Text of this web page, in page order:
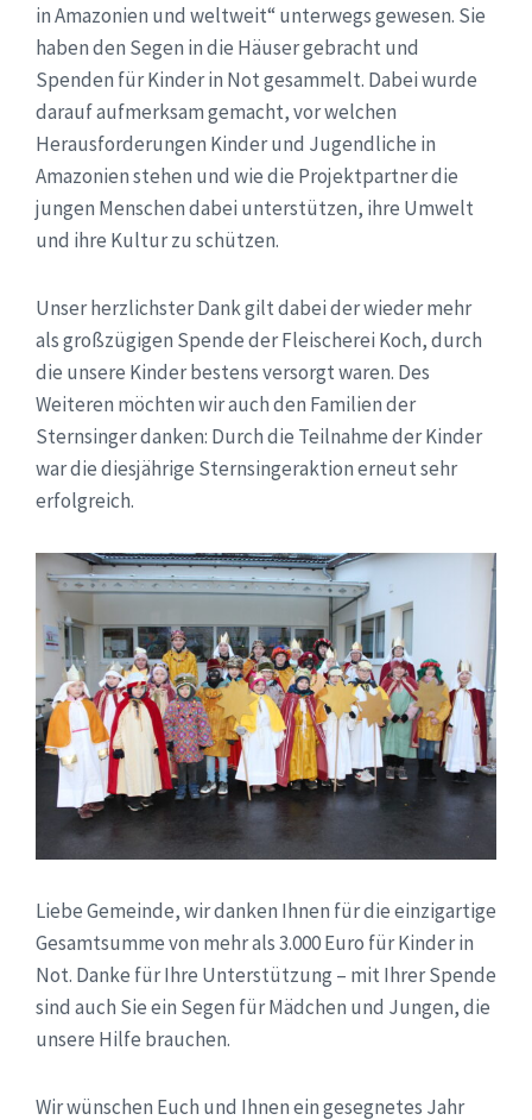
in Amazonien und weltweit“ unterwegs gewesen. Sie
haben den Segen in die Häuser gebracht und
Spenden für Kinder in Not gesammelt. Dabei wurde
darauf aufmerksam gemacht, vor welchen
Herausforderungen Kinder und Jugendliche in
Amazonien stehen und wie die Projektpartner die
jungen Menschen dabei unterstützen, ihre Umwelt
und ihre Kultur zu schützen.
Unser herzlichster Dank gilt dabei der wieder mehr
als großzügigen Spende der Fleischerei Koch, durch
die unsere Kinder bestens versorgt waren. Des
Weiteren möchten wir auch den Familien der
Sternsinger danken: Durch die Teilnahme der Kinder
war die diesjährige Sternsingeraktion erneut sehr
erfolgreich.
Liebe Gemeinde, wir danken Ihnen für die einzigartige
Gesamtsumme von mehr als 3.000 Euro für Kinder in
Not. Danke für Ihre Unterstützung – mit Ihrer Spende
sind auch Sie ein Segen für Mädchen und Jungen, die
unsere Hilfe brauchen.
Wir wünschen Euch und Ihnen ein gesegnetes Jahr